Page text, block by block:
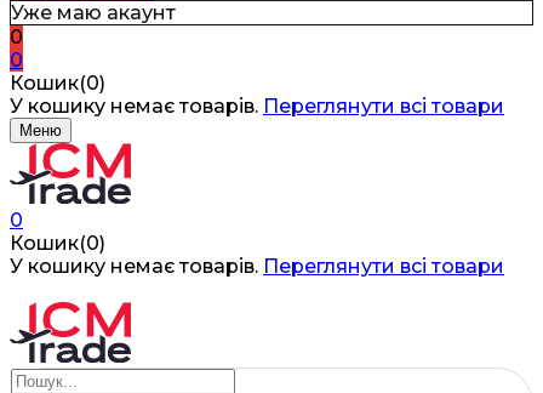
Уже маю акаунт
0
0
Кошик(0)
У кошику немає товарів. Переглянути всі товари
Меню
0
Кошик(0)
У кошику немає товарів. Переглянути всі товари